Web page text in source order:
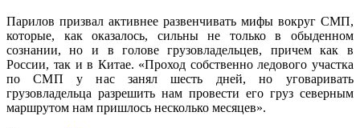
Парилов призвал активнее развенчивать мифы вокруг СМП,
которые, как оказалось, сильны не только в обыденном
сознании, но и в голове грузовладельцев, причем как в
России, так и в Китае. «Проход собственно ледового участка
по СМП у нас занял шесть дней, но уговаривать
грузовладельца разрешить нам провести его груз северным
маршрутом нам пришлось несколько месяцев».